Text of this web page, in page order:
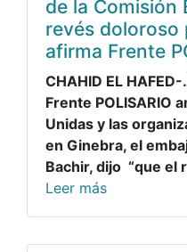
de la Comisión
revés doloroso
afirma Frente
CHAHID EL
Frente POLISARIO
Unidas y las
en Ginebra, el
Bachir, dijo “que el
Leer más